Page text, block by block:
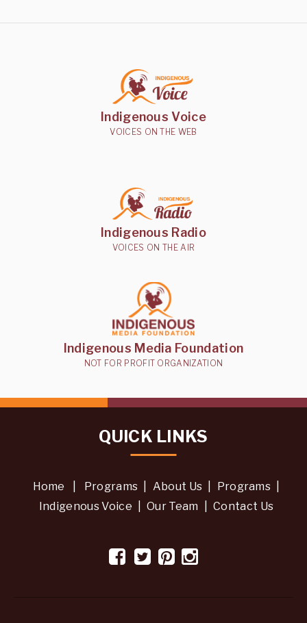
Indigenous Voice
VOICES ON THE WEB
Indigenous Radio
VOICES ON THE AIR
Indigenous Media Foundation
NOT FOR PROFIT ORGANIZATION
QUICK LINKS
Home Programs About Us Programs
Indigenous Voice
Our Team Contact Us